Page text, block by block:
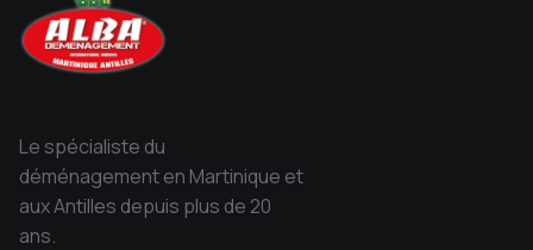
Le spécialiste du
déménagement en Martinique et
aux Antilles depuis plus de 20
ans.